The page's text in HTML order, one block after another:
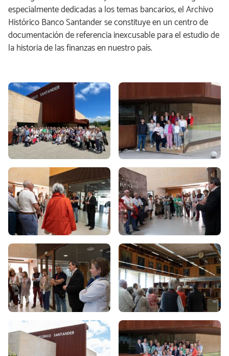
especialmente dedicadas a los temas bancarios, el Archivo
Histórico Banco Santander se constituye en un centro de
documentación de referencia inexcusable para el estudio de
la historia de las finanzas en nuestro país.